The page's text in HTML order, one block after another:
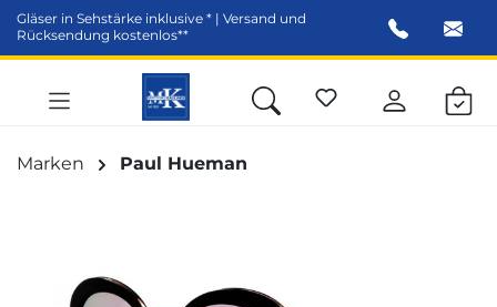
springen
Gläser in Sehstärke inklusive * | Versand und
Rücksendung kostenlos**
Marken Paul Hueman